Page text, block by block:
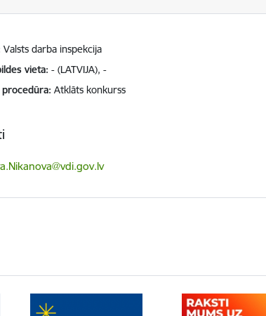
Valsts darba inspekcija
vieta - (LATVIJA), -
Atklāts konkurss